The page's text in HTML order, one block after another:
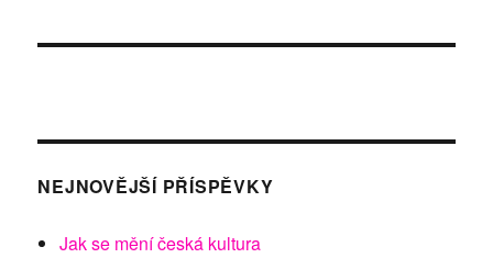
NEJNOVĚJŠÍ PŘÍSPĚVKY
Jak se mění česká kultura